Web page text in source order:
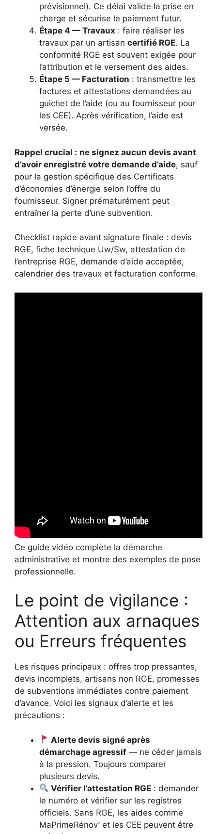
prévisionnel). Ce délai valide la prise en
charge et sécurise le paiement futur.
Étape 4 — Travaux : faire réaliser les
travaux par un artisan certifié RGE. La
conformité RGE est souvent exigée pour
l’attribution et le versement des aides.
Étape 5 — Facturation : transmettre les
factures et attestations demandées au
guichet de l’aide (ou au fournisseur pour
les CEE). Après vérification, l’aide est
versée.
Rappel crucial : ne signez aucun devis avant
d’avoir enregistré votre demande d’aide, sauf
pour la gestion spécifique des Certificats
d’économies d’énergie selon l’offre du
fournisseur. Signer prématurément peut
entraîner la perte d’une subvention.
Checklist rapide avant signature finale : devis
RGE, fiche technique Uw/Sw, attestation de
l’entreprise RGE, demande d’aide acceptée,
calendrier des travaux et facturation conforme.
Ce guide vidéo complète la démarche
administrative et montre des exemples de pose
professionnelle.
Le point de vigilance :
Attention aux arnaques
ou Erreurs fréquentes
Les risques principaux : offres trop pressantes,
devis incomplets, artisans non RGE, promesses
de subventions immédiates contre paiement
d’avance. Voici les signaux d’alerte et les
précautions :
Alerte devis signé après
démarchage agressif — ne céder jamais
à la pression. Toujours comparer
plusieurs devis.
Vérifier l’attestation RGE : demander
le numéro et vérifier sur les registres
officiels. Sans RGE, les aides comme
MaPrimeRénov’ et les CEE peuvent être